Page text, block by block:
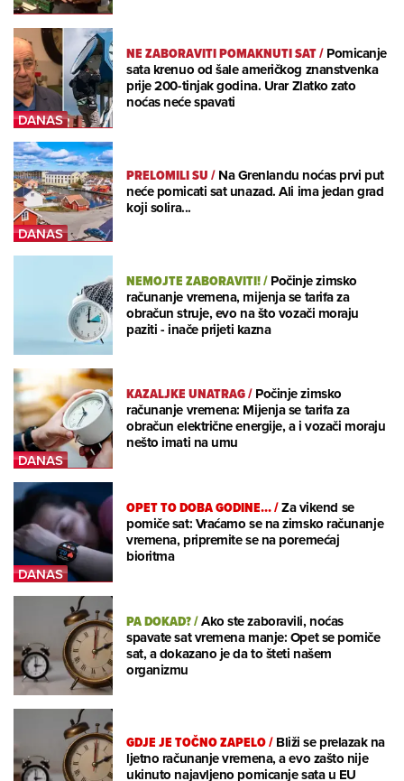
NE ZABORAVITI POMAKNUTI SAT/Pomicanje
sata krenuo od šale američkog znanstvenka
prije 200-tinjak godina. Urar Zlatko zato
noćas neće spavati
PRELOMILI SU/Na Grenlandu noćas prvi put
neće pomicati sat unazad. Ali ima jedan grad
koji solira...
NEMOJTE ZABORAVITI!/Počinje zimsko
računanje vremena, mijenja se tarifa za
obračun struje, evo na što vozači moraju
paziti - inače prijeti kazna
KAZALJKE UNATRAG/Počinje zimsko
računanje vremena: Mijenja se tarifa za
obračun električne energije, a i vozači moraju
nešto imati na umu
OPET TO DOBA GODINE.../Za vikend se
pomiče sat: Vraćamo se na zimsko računanje
vremena, pripremite se na poremećaj
bioritma
PA DOKAD?/Ako ste zaboravili, noćas
spavate sat vremena manje: Opet se pomiče
sat, a dokazano je da to šteti našem
organizmu
GDJE JE TOČNO ZAPELO/Bliži se prelazak na
ljetno računanje vremena, a evo zašto nije
ukinuto najavljeno pomicanje sata u EU